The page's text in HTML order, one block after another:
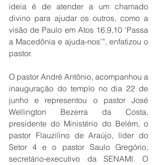
ideia é de atender a um chamado
divino para ajudar os outros, como a
visão de Paulo em Atos 16.9,10 ‘Passa
a Macedônia e ajuda-nos’”, enfatizou o
pastor.
O pastor André Antônio, acompanhou a
inauguração do templo no dia 22 de
junho e representou o pastor José
Wellington Bezerra da Costa,
presidente do Ministério do Belém, o
pastor Flauzilino de Araújo, líder do
Setor 4 e o pastor Saulo Gregório,
secretário-executivo da SENAMI. O